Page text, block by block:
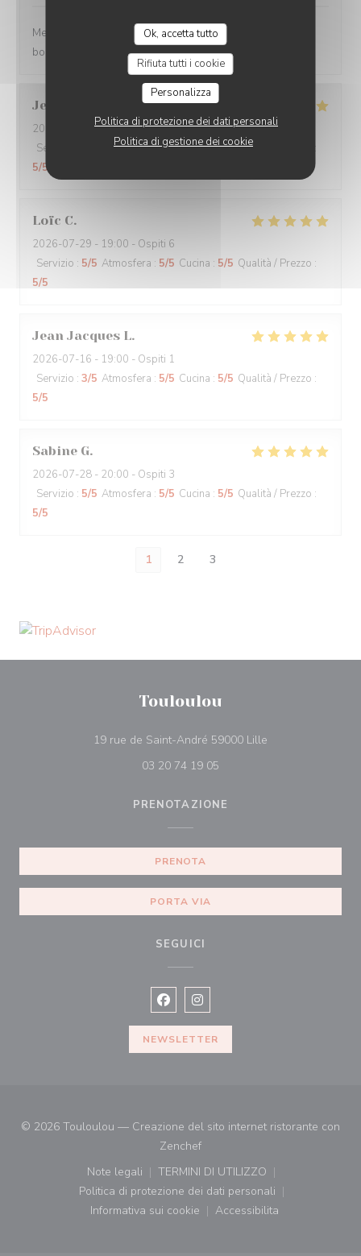
Ok, accetta tutto
Rifiuta tutti i cookie
Personalizza
Politica di protezione dei dati personali
Politica di gestione dei cookie
Merci pour tout ! La soirée était super avec une très
bonne cuisine et un personnel au top !
Jean Jacques
2026-07-30
- 19:00 - Ospiti 1
Servizio
Atmosfera:5/5 Cucina:5/5 Qualità / Prezzo
5/5
Loïc C
2026-07-29 - 19:00 - Ospiti 6
Servizio : 5/5 Atmosfera : 5/5 Cucina : 5/5 Qualità / Prezzo :
5/5
Jean Jacques L
2026-07-16 - 19:00 - Ospiti 1
Servizio : 3/5 Atmosfera : 5/5 Cucina : 5/5 Qualità / Prezzo :
5/5
Sabine G
2026-07-28 - 20:00 - Ospiti 3
Servizio : 5/5 Atmosfera : 5/5 Cucina : 5/5 Qualità / Prezzo :
5/5
1 2 3
Touloulou
19 rue de Saint-André 59000 Lille
03 20 74 19 05
PRENOTAZIONE
PRENOTA
PORTA VIA
SEGUICI
Facebook ((apre una nuova
Instagram ((apre una nuova
NEWSLETTER
© 2026 Touloulou — Creazione del sito internet ristorante con
Zenchef((apre una nuova finestra))
Note legali
((apre una nuova finestra))
TERMINI DI UTILIZZO
((apre una nuova finestra))
Politica di protezione dei dati personali
((apre una nuova finestra))
Informativa sui cookie
((apre una nuova finestra))
Accessibilita
((apre una nuova